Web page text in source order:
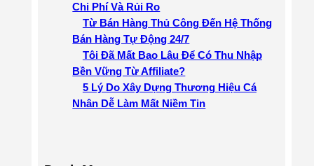
Chi Phí Và Rủi Ro
Từ Bán Hàng Thủ Công Đến Hệ Thống
Bán Hàng Tự Động 24/7
Tôi Đã Mất Bao Lâu Để Có Thu Nhập
Bền Vững Từ Affiliate?
5 Lý Do Xây Dựng Thương Hiệu Cá
Nhân Dễ Làm Mất Niềm Tin